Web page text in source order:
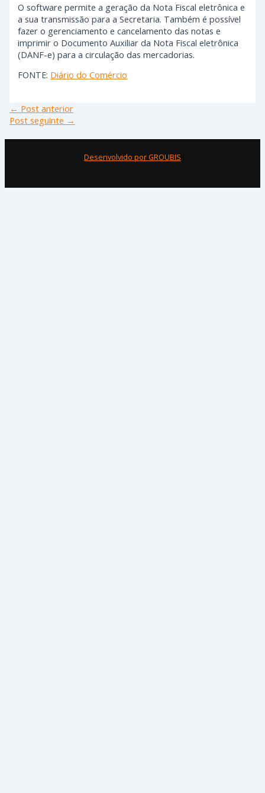
O software permite a geração da Nota Fiscal eletrônica e
a sua transmissão para a Secretaria. Também é possível
fazer o gerenciamento e cancelamento das notas e
imprimir o Documento Auxiliar da Nota Fiscal eletrônica
(DANF-e) para a circulação das mercadorias.
FONTE: Diário do Comércio
← Post anterior
Post seguinte →
Desenvolvido por GROUBIS